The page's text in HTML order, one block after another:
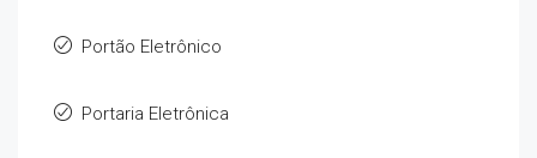
Portão Eletrônico
Portaria Eletrônica